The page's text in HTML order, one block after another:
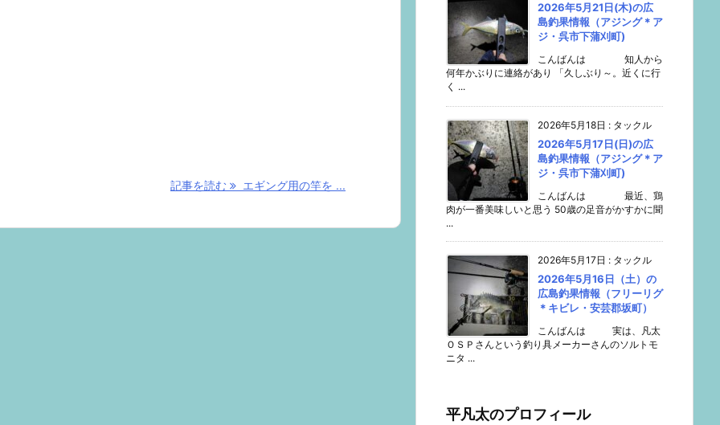
記事を読む エギング用の竿を ...
2026年5月21日(木)の広
島釣果情報（アジング＊ア
ジ・呉市下蒲刈町)
こんばんは 知人から
何年かぶりに連絡があり 「久しぶり～。近くに行
く ...
2026年5月18日 : タックル
2026年5月17日(日)の広
島釣果情報（アジング＊ア
ジ・呉市下蒲刈町)
こんばんは 最近、鶏
肉が一番美味しいと思う 50歳の足音がかすかに聞
...
2026年5月17日 : タックル
2026年5月16日（土）の
広島釣果情報（フリーリグ
＊キビレ・安芸郡坂町）
こんばんは 実は、凡太
ＯＳＰさんという釣り具メーカーさんのソルトモ
ニタ ...
平凡太のプロフィール